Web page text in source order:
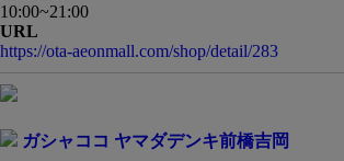
10:00~21:00
URL
https://ota-aeonmall.com/shop/detail/283
ガシャココ ヤマダデンキ前橋吉岡